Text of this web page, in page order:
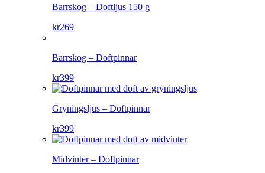
Barrskog – Doftljus 150 g
kr269
Barrskog – Doftpinnar
kr399
Gryningsljus – Doftpinnar
kr399
Midvinter – Doftpinnar